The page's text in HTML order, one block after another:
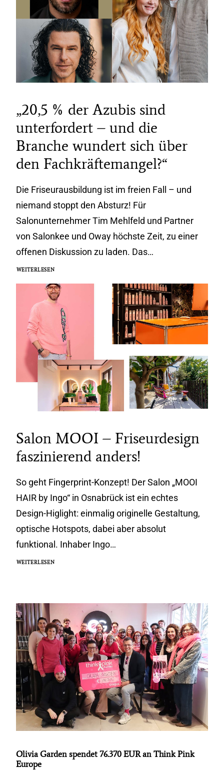
„20,5 % der Azubis sind
unterfordert – und die
Branche wundert sich über
den Fachkräftemangel?“
Die Friseurausbildung ist im freien Fall – und
niemand stoppt den Absturz! Für
Salonunternehmer Tim Mehlfeld und Partner
von Salonkee und Oway höchste Zeit, zu einer
offenen Diskussion zu laden. Das…
WEITERLESEN
Salon MOOI – Friseurdesign
faszinierend anders!
So geht Fingerprint-Konzept! Der Salon „MOOI
HAIR by Ingo“ in Osnabrück ist ein echtes
Design-Higlight: einmalig originelle Gestaltung,
optische Hotspots, dabei aber absolut
funktional. Inhaber Ingo…
WEITERLESEN
Olivia Garden spendet 76.370 EUR an Think Pink
Europe